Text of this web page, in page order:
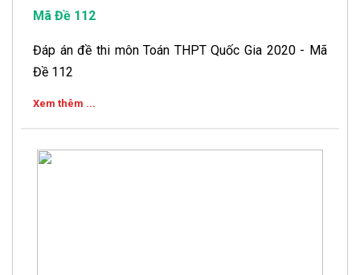
Mã Đề 112
Đáp án đề thi môn Toán THPT Quốc Gia 2020 - Mã
Đề 112
Xem thêm ...